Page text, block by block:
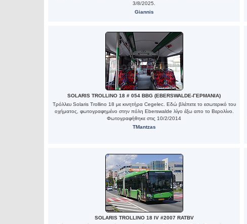
3/8/2025.
Giannis
SOLARIS TROLLINO 18 # 054 BBG (EBERSWALDE-ΓΕΡΜΑΝΙΑ)
Τρόλλευ Solaris Trollino 18 με κινητήρα Cegelec. Εδώ βλέπετε το εσωτερικό του
οχήματος, φωτογραφημένο στην πόλη Eberswalde λίγο έξω απο το Βερολίνο.
Φωτογραφήθηκε στις 10/2/2014
TMantzas
SOLARIS TROLLINO 18 IV #2007 RATBV